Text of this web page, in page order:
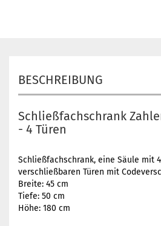
BESCHREIBUNG
Schließfachschrank
- 4 Türen
Schließfachschrank, eine Säule mit
verschließbaren Türen mit
Breite: 45 cm
Tiefe: 50 cm
Höhe: 180 cm